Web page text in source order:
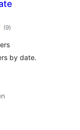
(9Bewertungen
insgesamt
)
by date.